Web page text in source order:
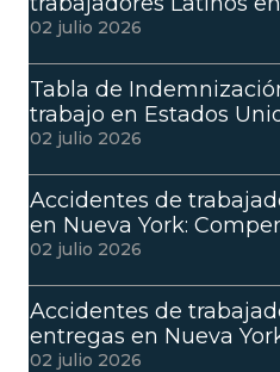
02 julio 2026
Tabla de
trabajo en Estados
02 julio 2026
Accidentes de
en Nueva York:
02 julio 2026
Accidentes de
entregas en Nueva
02 julio 2026